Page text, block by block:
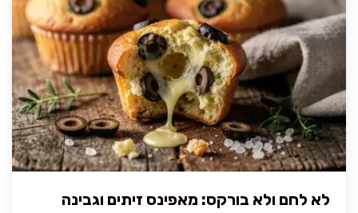
לא לחם ולא בורקס: מאפינס זיתים וגבינה